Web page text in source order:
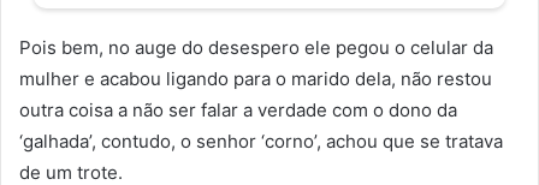
Pois bem, no auge do desespero ele pegou o celular da
mulher e acabou ligando para o marido dela, não restou
outra coisa a não ser falar a verdade com o dono da
‘galhada’, contudo, o senhor ‘corno’, achou que se tratava
de um trote.